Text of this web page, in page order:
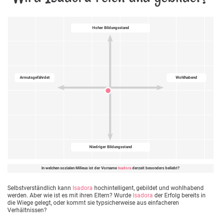
Hoher Bildungsstand
Wohlhabend
Niedriger Bildungsstand
Armutsgefährdet
In welchen sozialen Milieus ist der Vorname Isadora derzeit besonders beliebt?
Selbstverständlich kann Isadora hochintelligent, gebildet und wohlhabend
werden. Aber wie ist es mit ihren Eltern? Wurde Isadora der Erfolg bereits in
die Wiege gelegt, oder kommt sie typsicherweise aus einfacheren
Verhältnissen?